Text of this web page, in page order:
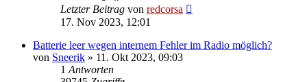
Letzter Beitrag von redcorsa
17. Nov 2023, 12:01
Batterie leer wegen internem Fehler im Radio möglich?
von Sneerik » 11. Okt 2023, 09:03
1 Antworten